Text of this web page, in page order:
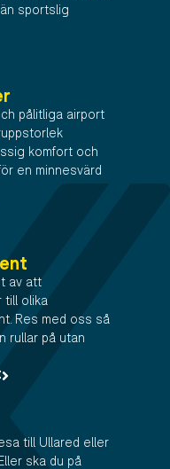
sportslig
pålitliga airport
komfort och
en minnesvärd
av att
till olika
Res med oss så
rullar på utan
till Ullared eller
ska du på